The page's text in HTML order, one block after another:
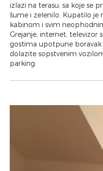
izlazi na terasu, sa koje se
šume i zelenilo. Kupatilo
kabinom i svim
Grejanje, internet, televizor
gostima upotpune boravak
dolazite sopstvenim
parking.